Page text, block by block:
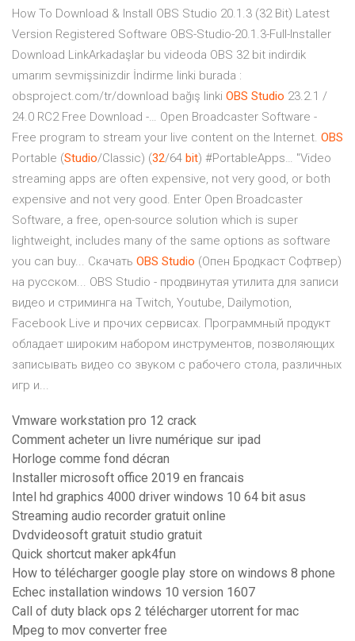
How To Download & Install OBS Studio 20.1.3 (32 Bit) Latest
Version Registered Software OBS-Studio-20.1.3-Full-Installer
Download LinkArkadaşlar bu videoda OBS 32 bit indirdik
umarım sevmişsinizdir İndirme linki burada :
obsproject.com/tr/download bağış linki OBS Studio 23.2.1 /
24.0 RC2 Free Download -… Open Broadcaster Software -
Free program to stream your live content on the Internet. OBS
Portable (Studio/Classic) (32/64 bit) #PortableApps… "Video
streaming apps are often expensive, not very good, or both
expensive and not very good. Enter Open Broadcaster
Software, a free, open-source solution which is super
lightweight, includes many of the same options as software
you can buy... Скачать OBS Studio (Опен Бродкаст Софтвер)
на русском... OBS Studio - продвинутая утилита для записи
видео и стриминга на Twitch, Youtube, Dailymotion,
Facebook Live и прочих сервисах. Программный продукт
обладает широким набором инструментов, позволяющих
записывать видео со звуком с рабочего стола, различных
игр и...
Vmware workstation pro 12 crack
Comment acheter un livre numérique sur ipad
Horloge comme fond décran
Installer microsoft office 2019 en francais
Intel hd graphics 4000 driver windows 10 64 bit asus
Streaming audio recorder gratuit online
Dvdvideosoft gratuit studio gratuit
Quick shortcut maker apk4fun
How to télécharger google play store on windows 8 phone
Echec installation windows 10 version 1607
Call of duty black ops 2 télécharger utorrent for mac
Mpeg to mov converter free